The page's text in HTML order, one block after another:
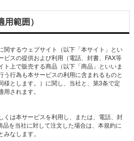
範囲）
関するウェブサイト（以下「本サイト」とい
ビスの提供および利用（電話、封書、FAX等
ト上で販売する商品（以下「商品」といいま
う行為も本サービスの利用に含まれるものと
様とします。）に関し、当社と、第3条で定
されます。
くは本サービスを利用し、または、電話、封
品を当社に対して注文した場合は、本規約に
なします。